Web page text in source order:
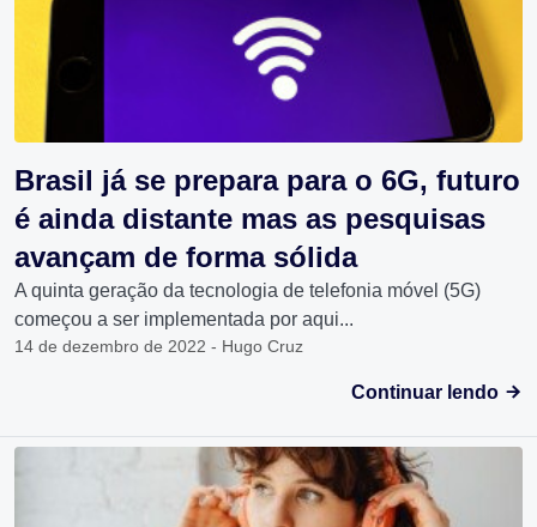
Brasil já se prepara para o 6G, futuro
é ainda distante mas as pesquisas
avançam de forma sólida
A quinta geração da tecnologia de telefonia móvel (5G)
começou a ser implementada por aqui...
14 de dezembro de 2022 - Hugo Cruz
Continuar lendo